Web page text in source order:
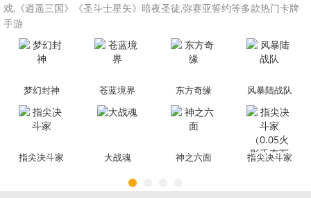
戏,《逍遥三国》《圣斗士星矢》暗夜圣徒,弥赛亚誓约等多款热门卡牌
手游
梦幻封神 苍蓝境界 东方奇缘 风暴陆战队
指尖决斗家 大战魂 神之六面 指尖决斗家